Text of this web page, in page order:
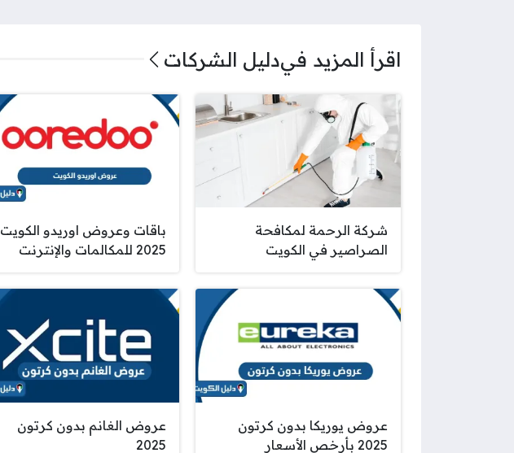
اقرأ المزيد فيدليل الشركات
شركة الرحمة لمكافحة
الصراصير في الكويت
باقات وعروض اوريدو الكويت
2025 للمكالمات والإنترنت
عروض يوريكا بدون كرتون
2025 بأرخص الأسعار
عروض الغانم بدون كرتون
2025